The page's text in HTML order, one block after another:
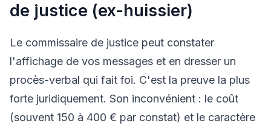
de justice (ex-huissier)
Le commissaire de justice peut constater
l'affichage de vos messages et en dresser un
procès-verbal qui fait foi. C'est la preuve la plus
forte juridiquement. Son inconvénient : le coût
(souvent 150 à 400 € par constat) et le caractère